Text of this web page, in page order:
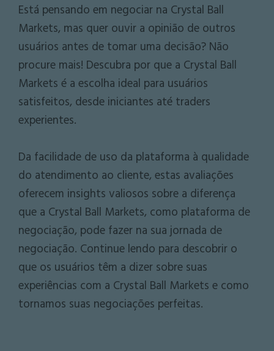
Está pensando em negociar na Crystal Ball
Markets, mas quer ouvir a opinião de outros
usuários antes de tomar uma decisão? Não
procure mais! Descubra por que a Crystal Ball
Markets é a escolha ideal para usuários
satisfeitos, desde iniciantes até traders
experientes.
Da facilidade de uso da plataforma à qualidade
do atendimento ao cliente, estas avaliações
oferecem insights valiosos sobre a diferença
que a Crystal Ball Markets, como plataforma de
negociação, pode fazer na sua jornada de
negociação. Continue lendo para descobrir o
que os usuários têm a dizer sobre suas
experiências com a Crystal Ball Markets e como
tornamos suas negociações perfeitas.